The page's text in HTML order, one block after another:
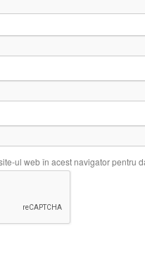
ul web în acest navigator pentru